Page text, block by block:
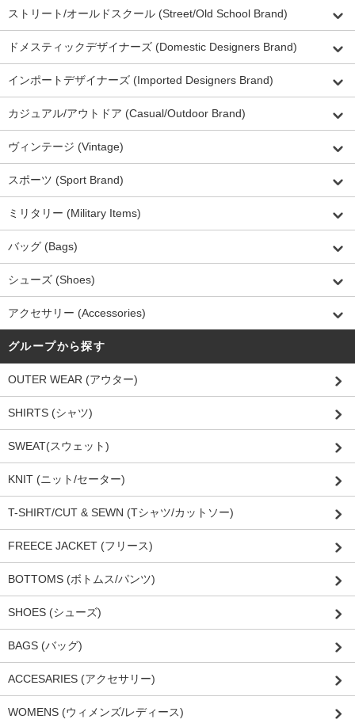
ストリート/オールドスクール (Street/Old School Brand)
ドメスティックデザイナーズ (Domestic Designers Brand)
インポートデザイナーズ (Imported Designers Brand)
カジュアル/アウトドア (Casual/Outdoor Brand)
ヴィンテージ (Vintage)
スポーツ (Sport Brand)
ミリタリー (Military Items)
バッグ (Bags)
シューズ (Shoes)
アクセサリー (Accessories)
グループから探す
OUTER WEAR (アウター)
SHIRTS (シャツ)
SWEAT(スウェット)
KNIT (ニット/セーター)
T-SHIRT/CUT & SEWN (Tシャツ/カットソー)
FREECE JACKET (フリース)
BOTTOMS (ボトムス/パンツ)
SHOES (シューズ)
BAGS (バッグ)
ACCESARIES (アクセサリー)
WOMENS (ウィメンズ/レディース)